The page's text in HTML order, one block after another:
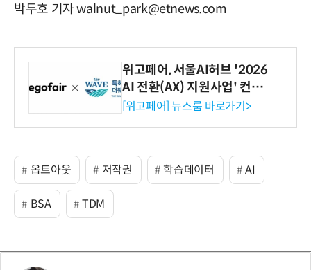
박두호 기자 walnut_park@etnews.com
위고페어, 서울AI허브 '2026
AI 전환(AX) 지원사업' 컨소
시엄 선정
[위고페어] 뉴스룸 바로가기>
옵트아웃 저작권 학습데이터 AI
BSA TDM